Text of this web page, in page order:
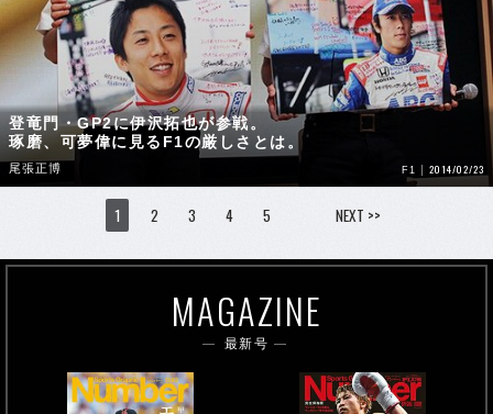
登竜門・GP2に伊沢拓也が参戦。
琢磨、可夢偉に見るF1の厳しさとは。
尾張正博 F1 2014/02/23
1 2 3 4 5 NEXT >>
MAGAZINE
最新号